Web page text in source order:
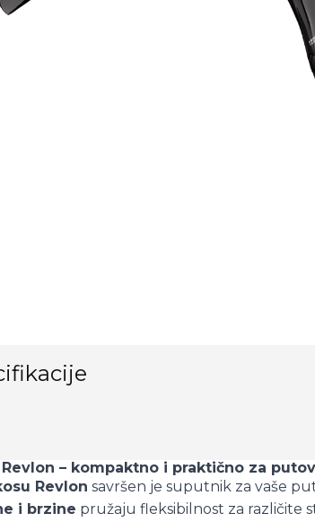
– kompaktno i praktično za
Revlon savršen je suputnik za vaše
i brzine pružaju fleksibilnost za različite